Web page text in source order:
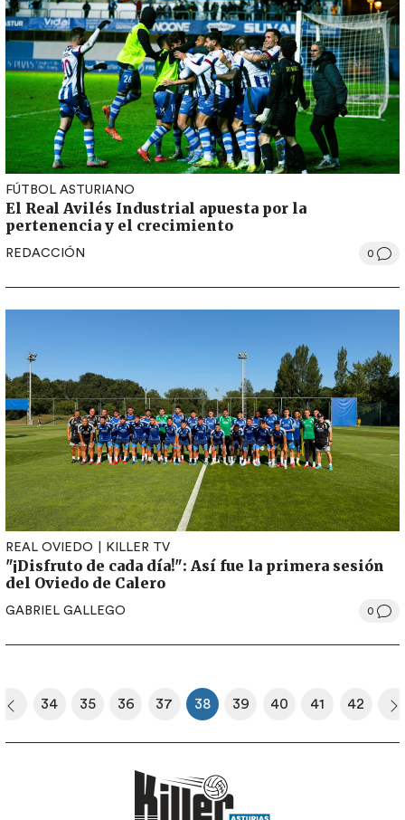
FÚTBOL ASTURIANO
El Real Avilés Industrial apuesta por la
pertenencia y el crecimiento
REDACCIÓN 0
REAL OVIEDO KILLER TV
"¡Disfruto de cada día!": Así fue la primera sesión
del Oviedo de Calero
GABRIEL GALLEGO 0
página
Página anterior
34 35 36
Página
37
Página actual
38 39 40 41
Página
42